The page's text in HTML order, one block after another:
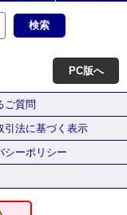
PC版へ
ご質問
引法に基づく表示
シーポリシー